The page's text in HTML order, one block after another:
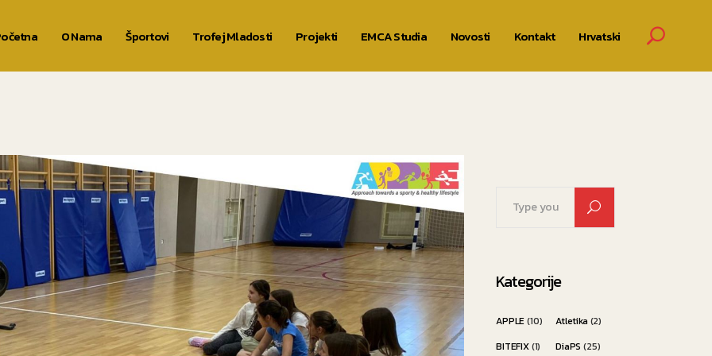
O Nama Športovi Trofej Mladosti Projekti EMCA Studia Novosti Kontakt Hrvatski
Kategorije
APPLE(10) Atletika (2)
BITEFIX(1) DiaPS (25)